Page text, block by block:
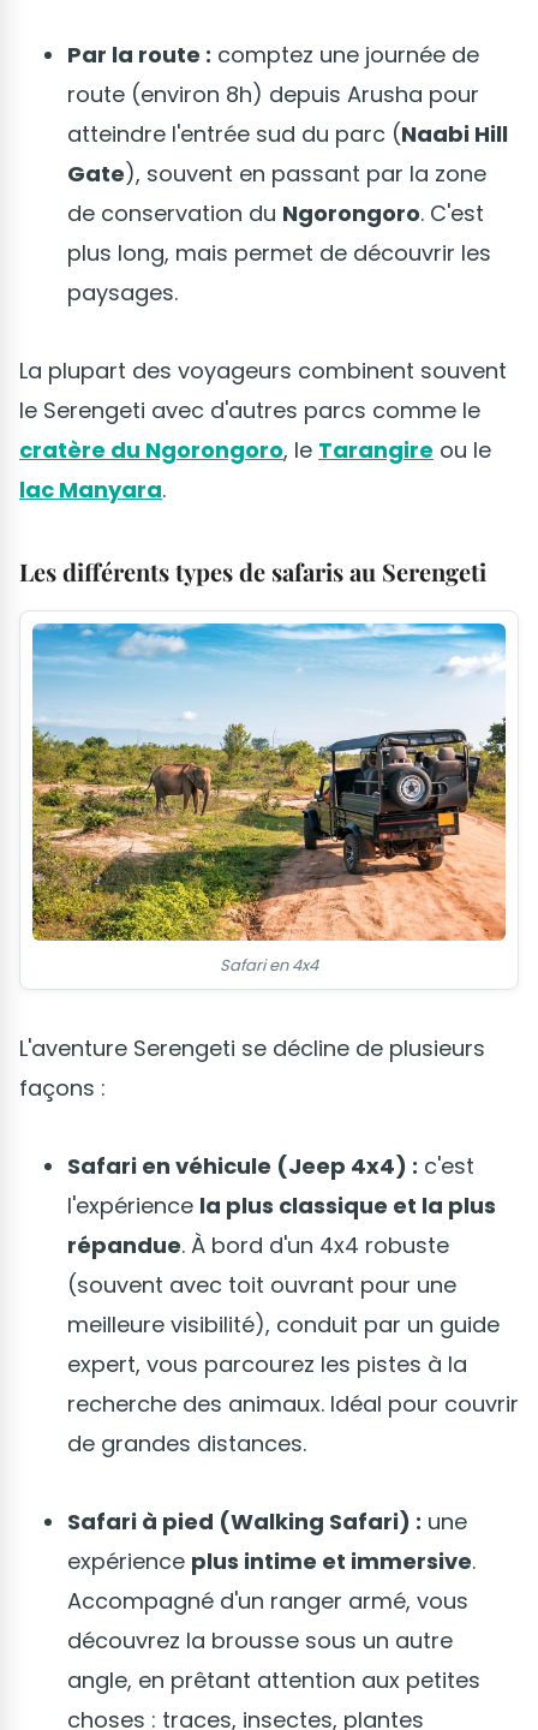
Par la route : comptez une journée de
route (environ 8h) depuis Arusha pour
atteindre l'entrée sud du parc (Naabi Hill
Gate), souvent en passant par la zone
de conservation du Ngorongoro. C'est
plus long, mais permet de découvrir les
paysages.
La plupart des voyageurs combinent souvent
le Serengeti avec d'autres parcs comme le
cratère du Ngorongoro, le Tarangire ou le
lac Manyara.
Les différents types de safaris au Serengeti
Safari en 4x4
L'aventure Serengeti se décline de plusieurs
façons :
Safari en véhicule (Jeep 4x4) : c'est
l'expérience la plus classique et la plus
répandue. À bord d'un 4x4 robuste
(souvent avec toit ouvrant pour une
meilleure visibilité), conduit par un guide
expert, vous parcourez les pistes à la
recherche des animaux. Idéal pour couvrir
de grandes distances.
Safari à pied (Walking Safari) : une
expérience plus intime et immersive.
Accompagné d'un ranger armé, vous
découvrez la brousse sous un autre
angle, en prêtant attention aux petites
choses : traces, insectes, plantes